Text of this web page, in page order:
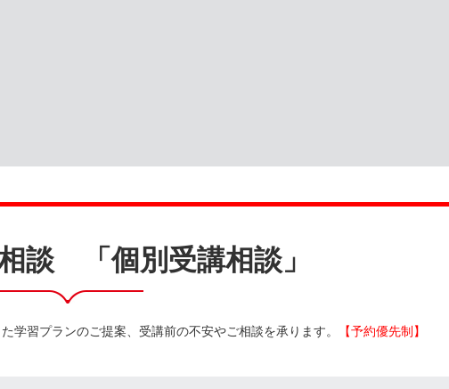
談 「個別受講相談」
学習プランのご提案、受講前の不安やご相談を承ります。 【予約優先制】